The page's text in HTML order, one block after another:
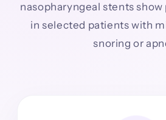
nasopharyngeal stents
in selected patients with
snoring or